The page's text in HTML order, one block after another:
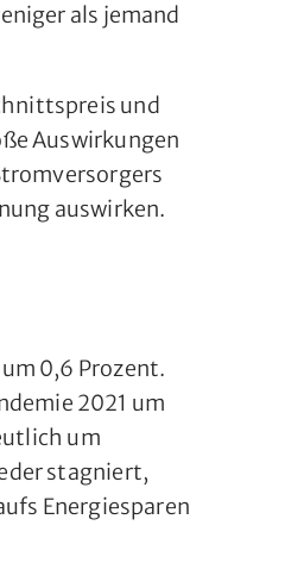
als jemand
und
Auswirkungen
auswirken.
0,6 Prozent.
2021 um
um
stagniert,
Energiesparen